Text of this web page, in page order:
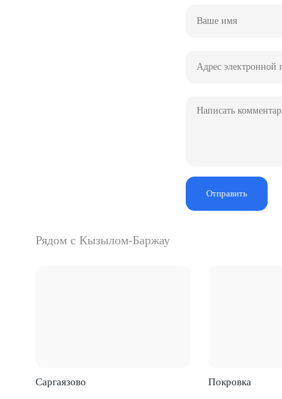
Отправить
Рядом с Кызылом-Баржау
Саргаязово Покровка